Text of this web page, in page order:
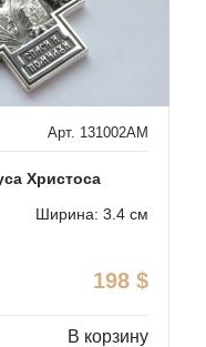
Арт. 131002AM
Христоса
Ширина: 3.4 см
198 $
В корзину